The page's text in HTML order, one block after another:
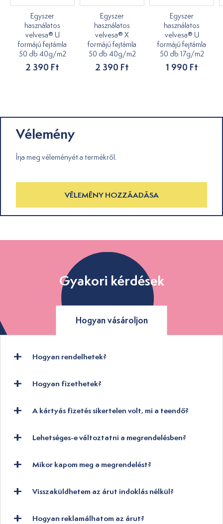
Egyszer
használatos
velvesa® U
formájú fejtámla
50 db 40g/m2
2 390 Ft
Egyszer
használatos
velvesa® X
formájú fejtámla
50 db 40g/m2
2 390 Ft
Egyszer
használatos
velvesa® U
formájú fejtámla
50 db 17g/m2
1 990 Ft
Vélemény
Írja meg véleményét a termékről.
VÉLEMÉNY HOZZÁADÁSA
Gyakori kérdések
Hogyan vásároljon
Hogyan rendelhetek?
Hogyan fizethetek?
A kártyás fizetés sikertelen volt, mi a teendő?
Lehetséges-e változtatni a megrendelésben?
Mikor kapom meg a megrendelést?
Visszaküldhetem az árut indoklás nélkül?
Hogyan reklamálhatom az árut?